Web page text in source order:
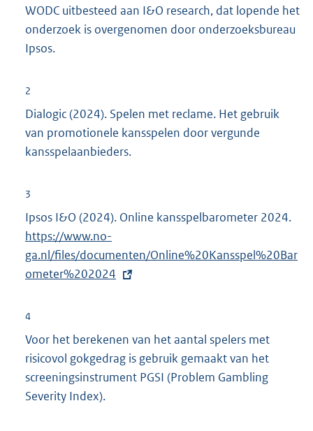
WODC uitbesteed aan I&O research, dat lopende het
onderzoek is overgenomen door onderzoeksbureau
Ipsos.
2
Dialogic (2024). Spelen met reclame. Het gebruik
van promotionele kansspelen door vergunde
kansspelaanbieders.
3
Ipsos I&O (2024). Online kansspelbarometer 2024.
t
https://www.no-
ga.nl/files/documenten/Online%20Kansspel%20Bar
ometer%202024
4
Voor het berekenen van het aantal spelers met
risicovol gokgedrag is gebruik gemaakt van het
screeningsinstrument PGSI (Problem Gambling
Severity Index).